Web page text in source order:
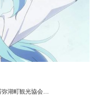
弥湖町観光協会…